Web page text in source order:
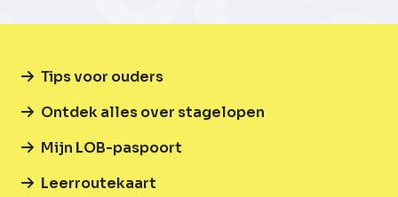
Tips voor ouders
Ontdek alles over stagelopen
Mijn LOB-paspoort
Leerroutekaart